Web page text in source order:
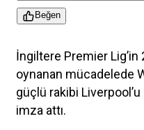
Beğen
İngiltere Premier Lig’in
oynanan mücadelede
güçlü rakibi
imza attı.